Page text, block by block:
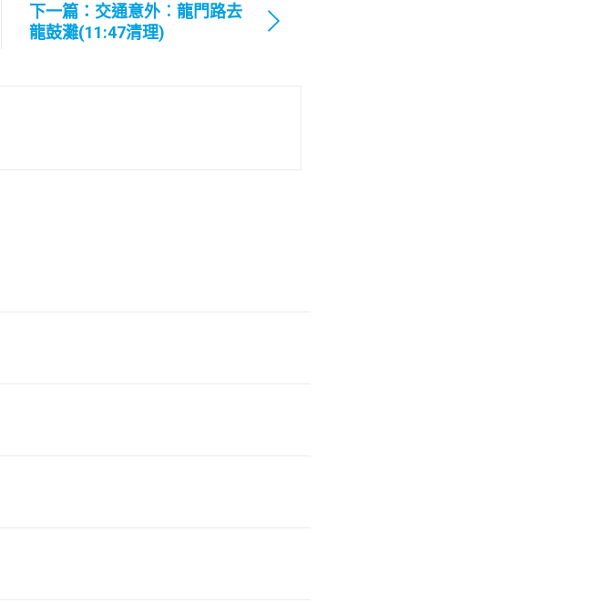
下一篇：交通意外︰龍門路去
龍鼓灘(11:47清理)